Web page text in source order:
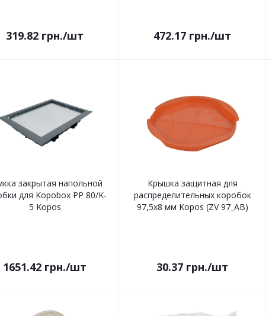
319.82 грн./шт 472.17 грн./шт
закрытая напольной
для Kopobox PP 80/K-
5 Kopos
1651.42 грн./шт
Крышка защитная для
распределительных коробок
97,5х8 мм Kopos (ZV 97_AB)
30.37 грн./шт